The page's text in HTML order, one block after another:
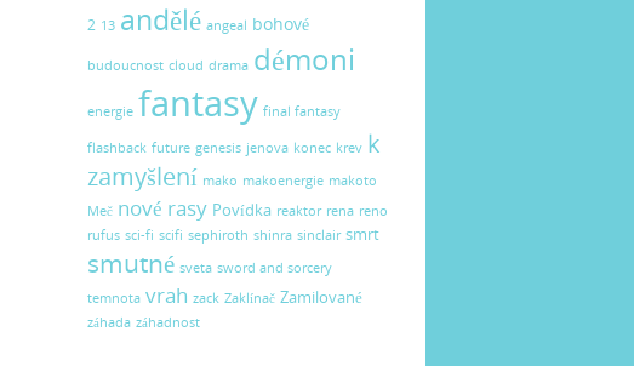
2 13 andělé angeal bohové
budoucnost cloud drama démoni
energie fantasy final fantasy
flashback future genesis jenova konec krev k
zamyšlení mako makoenergie makoto
Meč nové rasy Povídka reaktor rena reno
rufus sci-fi scifi sephiroth shinra sinclair smrt
smutné sveta sword and sorcery
temnota vrah zack Zaklínač Zamilované
záhada záhadnost